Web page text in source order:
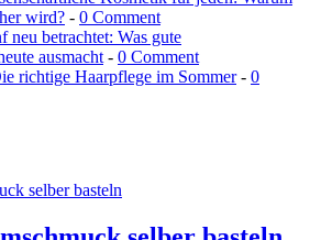
wird? - 0 Comment
neu betrachtet: Was gute
ausmacht - 0 Comment
richtige Haarpflege im Sommer- 0